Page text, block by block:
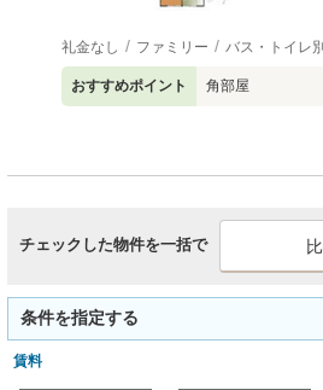
礼金なし ファミリー バス・トイレ別
おすすめポイント 角部屋
チェックした物件を一括で
条件を指定する
賃料